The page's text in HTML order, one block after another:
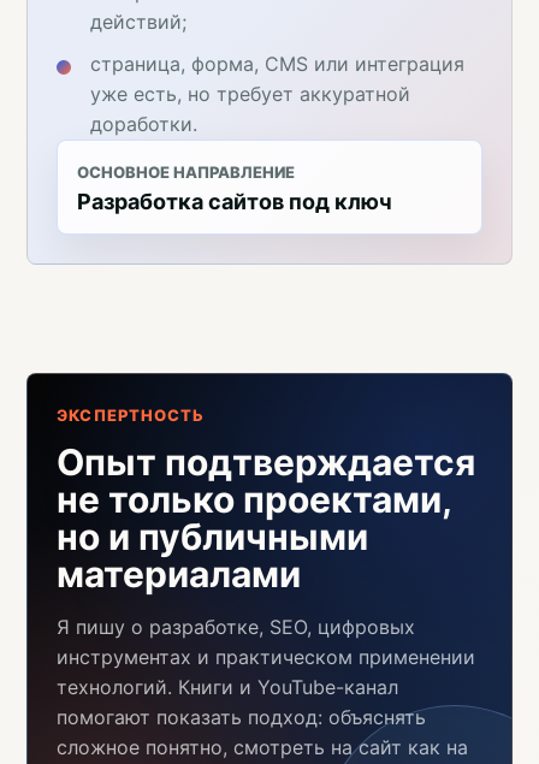
действий;
страница, форма, CMS или интеграция
уже есть, но требует аккуратной
доработки.
ОСНОВНОЕ НАПРАВЛЕНИЕ
Разработка сайтов под ключ
ЭКСПЕРТНОСТЬ
Опыт подтверждается
не только проектами,
но и публичными
материалами
Я пишу о разработке, SEO, цифровых
инструментах и практическом применении
технологий. Книги и YouTube-канал
помогают показать подход: объяснять
сложное понятно, смотреть на сайт как на